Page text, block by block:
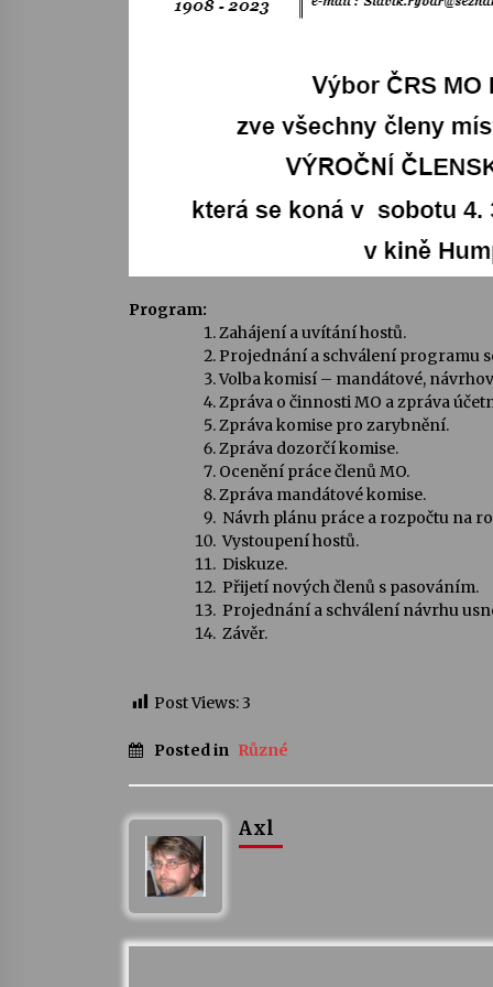
Program:
Zahájení a uvítání hostů.
Projednání a schválení programu
Volba komisí – mandátové,
Zpráva o činnosti MO a zpráva
Zpráva komise pro zarybnění.
Zpráva dozorčí komise.
Ocenění práce členů MO.
Zpráva mandátové komise.
Návrh plánu práce a rozpočtu na
Vystoupení hostů.
Diskuze.
Přijetí nových členů s pasováním.
Projednání a schválení návrhu
Závěr.
Post Views:3
Posted in Různé
Axl